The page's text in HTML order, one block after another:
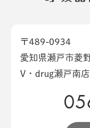
〒489-0934
愛知県瀬戸市菱
V・drug瀬戸南